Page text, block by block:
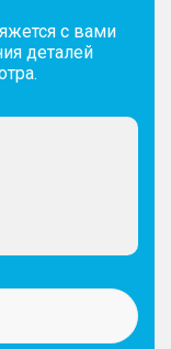
с вами
деталей